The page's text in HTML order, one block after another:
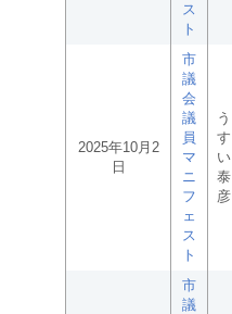
ス
ト
2025年10月2
日
市
議
会
議
員
マ
ニ
フ
ェ
ス
ト
う
す
い
泰
彦
市
議